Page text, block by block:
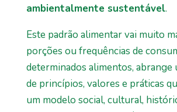
ambientalmente sustentável.
Este padrão alimentar vai muito
porções ou frequências de
determinados alimentos, abrange
de princípios, valores e práticas
um modelo social, cultural,